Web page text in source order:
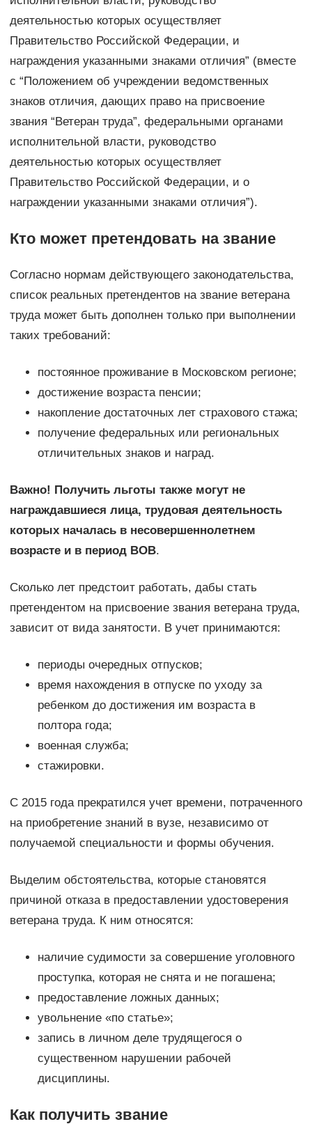
деятельностью которых осуществляет
Правительство Российской Федерации, и
награждения указанными знаками отличия” (вместе
с “Положением об учреждении ведомственных
знаков отличия, дающих право на присвоение
звания “Ветеран труда”, федеральными органами
исполнительной власти, руководство
деятельностью которых осуществляет
Правительство Российской Федерации, и о
награждении указанными знаками отличия”).
Кто может претендовать на звание
Согласно нормам действующего законодательства,
список реальных претендентов на звание ветерана
труда может быть дополнен только при выполнении
таких требований:
постоянное проживание в Московском регионе;
достижение возраста пенсии;
накопление достаточных лет страхового стажа;
получение федеральных или региональных
отличительных знаков и наград.
Важно! Получить льготы также могут не
награждавшиеся лица, трудовая деятельность
которых началась в несовершеннолетнем
возрасте и в период ВОВ.
Сколько лет предстоит работать, дабы стать
претендентом на присвоение звания ветерана труда,
зависит от вида занятости. В учет принимаются:
периоды очередных отпусков;
время нахождения в отпуске по уходу за
ребенком до достижения им возраста в
полтора года;
военная служба;
стажировки.
С 2015 года прекратился учет времени, потраченного
на приобретение знаний в вузе, независимо от
получаемой специальности и формы обучения.
Выделим обстоятельства, которые становятся
причиной отказа в предоставлении удостоверения
ветерана труда. К ним относятся:
наличие судимости за совершение уголовного
проступка, которая не снята и не погашена;
предоставление ложных данных;
увольнение «по статье»;
запись в личном деле трудящегося о
существенном нарушении рабочей
дисциплины.
Как получить звание